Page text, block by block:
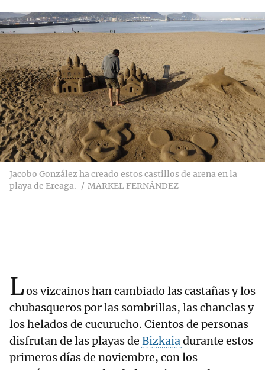
Jacobo González ha creado estos castillos de arena en la
playa de Ereaga.
MARKEL FERNÁNDEZ
Los vizcainos han cambiado las castañas y los
chubasqueros por las sombrillas, las chanclas y
los helados de cucurucho. Cientos de personas
disfrutan de las playas de Bizkaiadurante estos
primeros días de noviembre, con los